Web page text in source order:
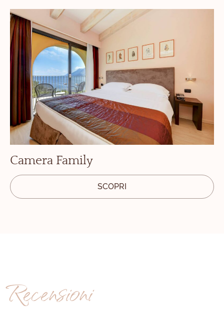
Camera Family
SCOPRI
Recensioni